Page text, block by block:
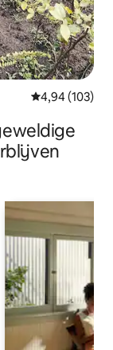
Gemiddelde
4,94 (103)